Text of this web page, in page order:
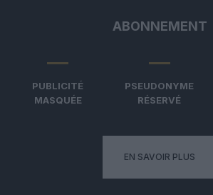
ABONNEMENT
PUBLICITÉ
MASQUÉE
PSEUDONYME
RÉSERVÉ
EN SAVOIR PLUS